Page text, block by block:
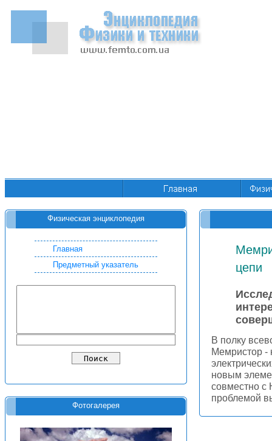
Физическая энциклопедия
Главная
Предметный указатель
Фотогалерея
цепи
В полку
Мемристор -
новым
совместно с
проблемой